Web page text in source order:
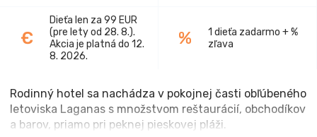
€
Dieťa len za 99 EUR
(pre lety od 28. 8.).
Akcia je platná do 12.
8. 2026.
%
1 dieťa zadarmo + %
zľava
Rodinný hotel sa nachádza v pokojnej časti obľúbeného
letoviska Laganas s množstvom reštaurácií, obchodíkov
a barov, priamo pri peknej pieskovej pláži.